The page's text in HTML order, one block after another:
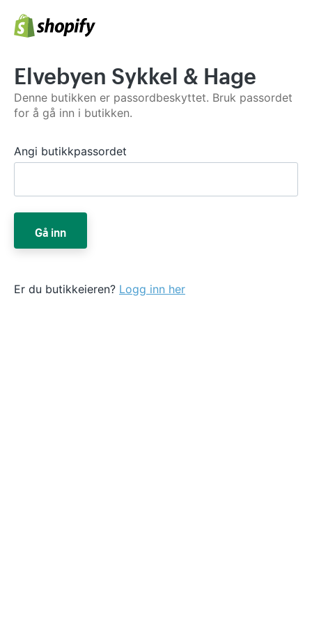
Elvebyen Sykkel & Hage
Denne butikken er passordbeskyttet. Bruk passordet
for å gå inn i butikken.
Angi butikkpassordet
Gå inn
Er du butikkeieren? Logg inn her